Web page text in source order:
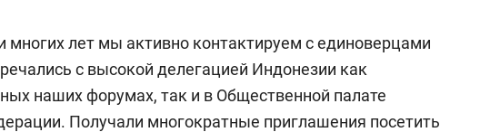
многих лет мы активно контактируем с единоверцами
с высокой делегацией Индонезии как
наших форумах, так и в Общественной палате
Получали многократные приглашения посетить